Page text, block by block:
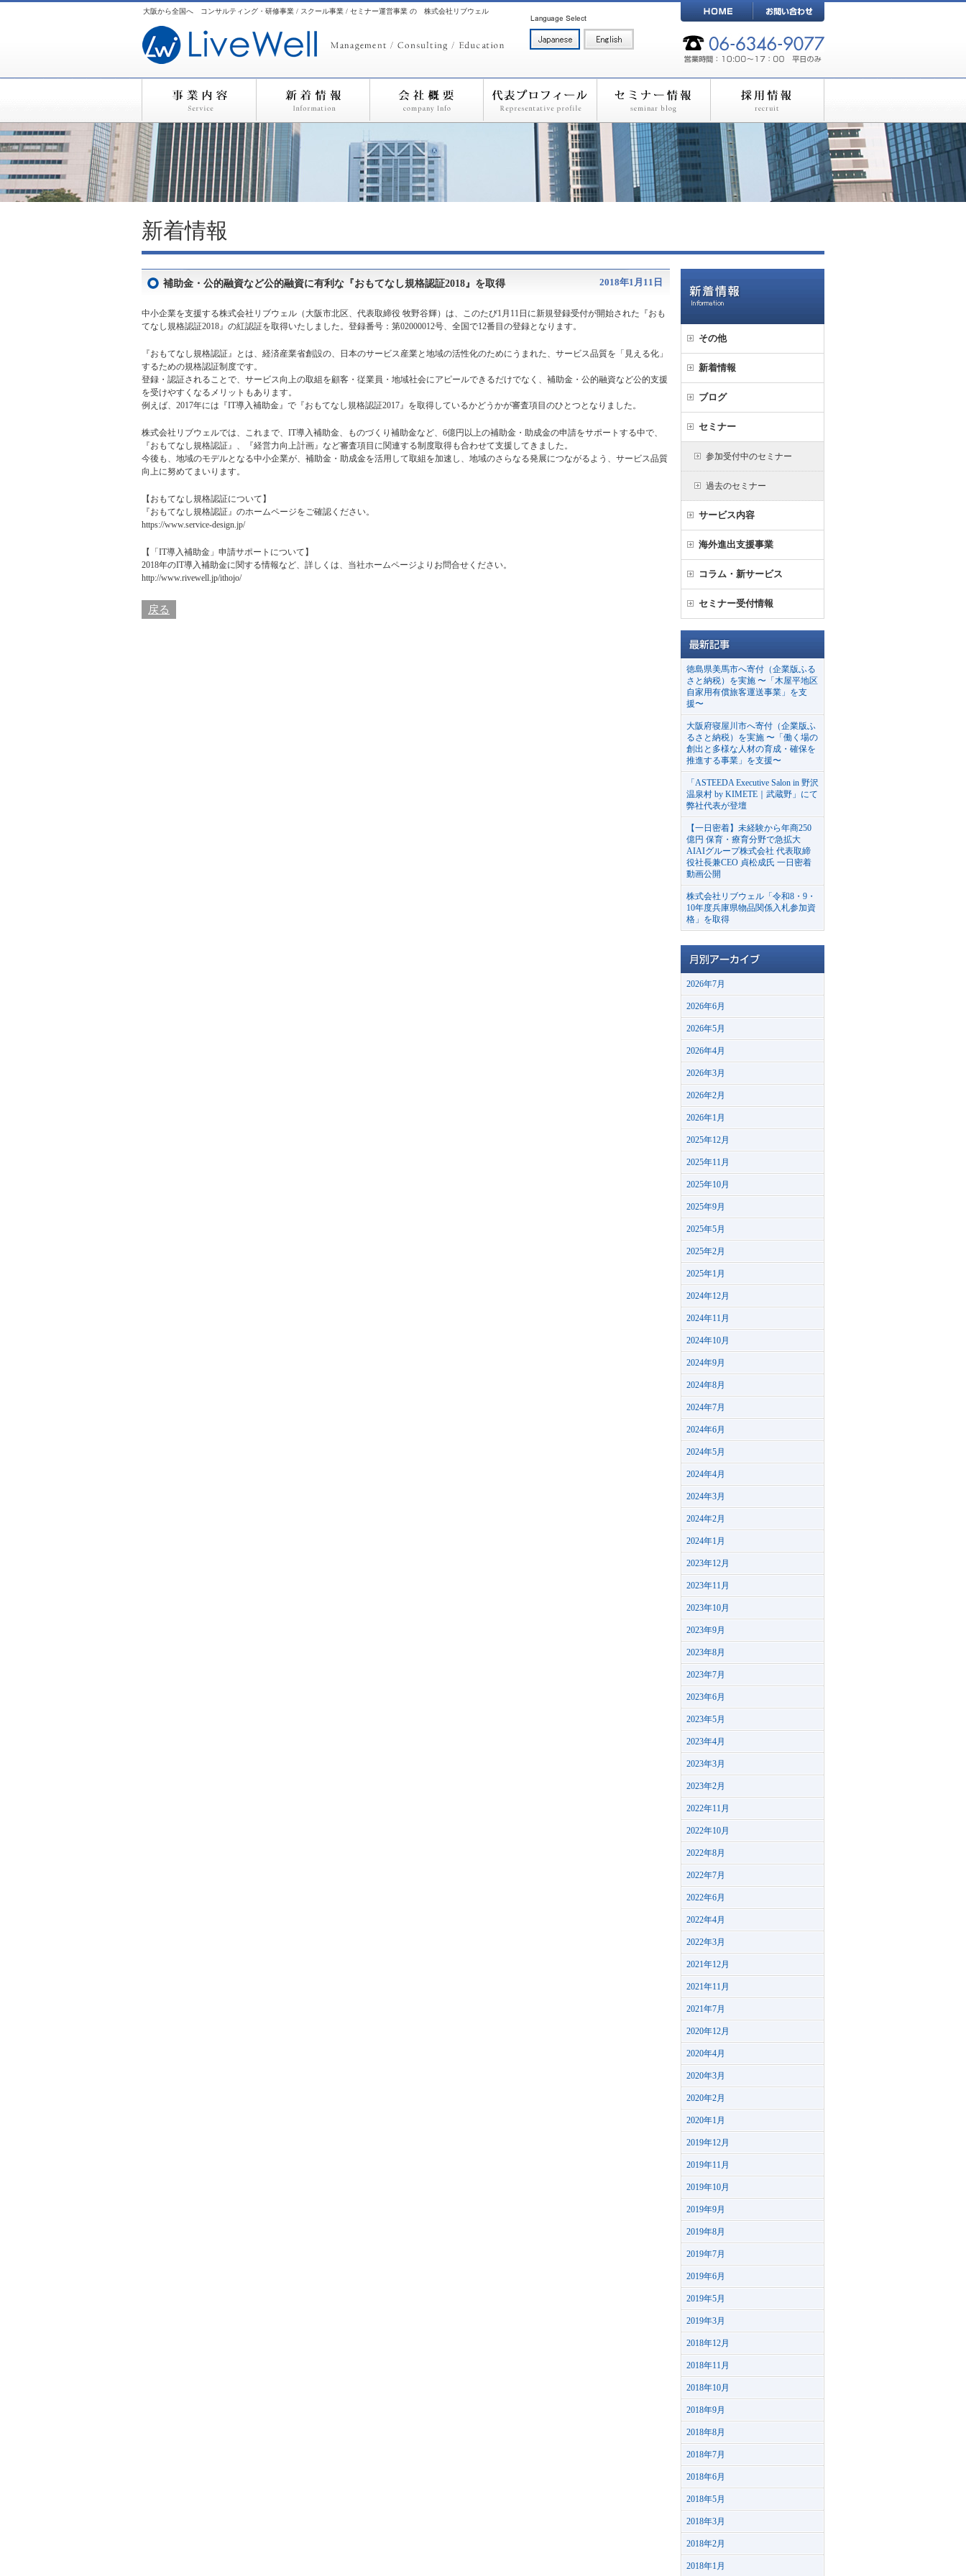
大阪から全国へ コンサルティング・研修事業 / スクール事業 / セミナー運営事業 の 株式会社リブウェル
新着情報
補助金・公的融資など公的融資に有利な『おもてなし規格認証2018』を取得 2018年1月11日
中小企業を支援する株式会社リブウェル（大阪市北区、代表取締役 牧野谷輝）は、このたび1月11日に新規登録受付が開始された『おも
てなし規格認証2018』の紅認証を取得いたしました。登録番号：第02000012号、全国で12番目の登録となります。
『おもてなし規格認証』とは、経済産業省創設の、日本のサービス産業と地域の活性化のためにうまれた、サービス品質を「見える化」
するための規格認証制度です。
登録・認証されることで、サービス向上の取組を顧客・従業員・地域社会にアピールできるだけでなく、補助金・公的融資など公的支援
を受けやすくなるメリットもあります。
例えば、2017年には『IT導入補助金』で『おもてなし規格認証2017』を取得しているかどうかが審査項目のひとつとなりました。
株式会社リブウェルでは、これまで、IT導入補助金、ものづくり補助金など、6億円以上の補助金・助成金の申請をサポートする中で、
『おもてなし規格認証』、『経営力向上計画』など審査項目に関連する制度取得も合わせて支援してきました。
今後も、地域のモデルとなる中小企業が、補助金・助成金を活用して取組を加速し、地域のさらなる発展につながるよう、サービス品質
向上に努めてまいります。
【おもてなし規格認証について】
『おもてなし規格認証』のホームページをご確認ください。
https://www.service-design.jp/
【「IT導入補助金」申請サポートについて】
2018年のIT導入補助金に関する情報など、詳しくは、当社ホームページよりお問合せください。
http://www.rivewell.jp/ithojo/
戻る
その他
新着情報
ブログ
セミナー
参加受付中のセミナー
過去のセミナー
サービス内容
海外進出支援事業
コラム・新サービス
セミナー受付情報
徳島県美馬市へ寄付（企業版ふる
さと納税）を実施 〜「木屋平地区
自家用有償旅客運送事業」を支
援〜
大阪府寝屋川市へ寄付（企業版ふ
るさと納税）を実施 〜「働く場の
創出と多様な人材の育成・確保を
推進する事業」を支援〜
「ASTEEDA Executive Salon in 野沢
温泉村 by KIMETE｜武蔵野」にて
弊社代表が登壇
【一日密着】未経験から年商250
億円 保育・療育分野で急拡大
AIAIグループ株式会社 代表取締
役社長兼CEO 貞松成氏 一日密着
動画公開
株式会社リブウェル「令和8・9・
10年度兵庫県物品関係入札参加資
格」を取得
2026年7月
2026年6月
2026年5月
2026年4月
2026年3月
2026年2月
2026年1月
2025年12月
2025年11月
2025年10月
2025年9月
2025年5月
2025年2月
2025年1月
2024年12月
2024年11月
2024年10月
2024年9月
2024年8月
2024年7月
2024年6月
2024年5月
2024年4月
2024年3月
2024年2月
2024年1月
2023年12月
2023年11月
2023年10月
2023年9月
2023年8月
2023年7月
2023年6月
2023年5月
2023年4月
2023年3月
2023年2月
2022年11月
2022年10月
2022年8月
2022年7月
2022年6月
2022年4月
2022年3月
2021年12月
2021年11月
2021年7月
2020年12月
2020年4月
2020年3月
2020年2月
2020年1月
2019年12月
2019年11月
2019年10月
2019年9月
2019年8月
2019年7月
2019年6月
2019年5月
2019年3月
2018年12月
2018年11月
2018年10月
2018年9月
2018年8月
2018年7月
2018年6月
2018年5月
2018年3月
2018年2月
2018年1月